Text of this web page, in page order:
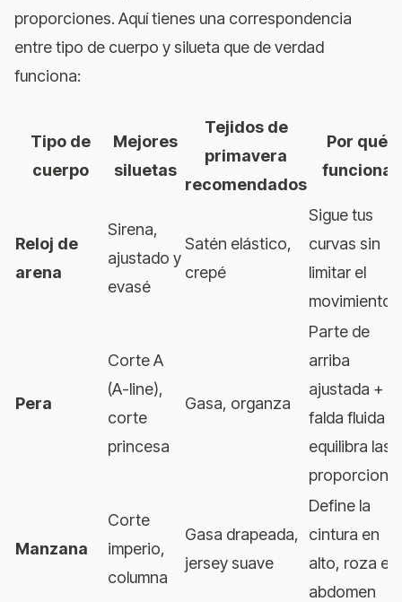
proporciones. Aquí tienes una correspondencia
entre tipo de cuerpo y silueta que de verdad
funciona:
Tipo de
cuerpo
Mejores
siluetas
Tejidos de
primavera
recomendados
Por qué
funciona
Reloj de
arena
Sirena,
ajustado y
evasé
Satén elástico,
crepé
Sigue tus
curvas sin
limitar el
movimiento
Pera
Corte A
(A-line),
corte
princesa
Gasa, organza
Parte de
arriba
ajustada +
falda fluida
equilibra las
Manzana
Corte
imperio,
columna
Gasa drapeada,
jersey suave
Define la
cintura en
alto, roza el
abdomen